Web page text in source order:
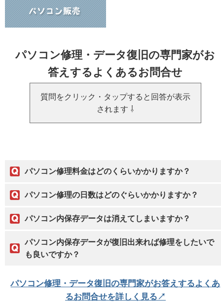
パソコン修理・データ復旧の専門家がお
答えするよくあるお問合せ
質問をクリック・タップすると回答が表示
されます ⇩
パソコン修理料金はどのくらいかかりますか？
パソコン修理の日数はどのぐらいかかりますか？
パソコン内保存データは消えてしまいますか？
パソコン内保存データが復旧出来れば修理をしたいで
も良いですか？
パソコン修理・データ復旧の専門家がお答えするよくあ
るお問合せを詳しく見る↗